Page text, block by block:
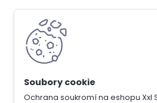
Ochrana soukromí na eshopu Xxl